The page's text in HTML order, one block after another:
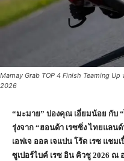
Mamay Grab TOP 4 Finish Teaming
2026
“มะมาย” ปองคุณ เอี่ยมน้อย กับ
รุ่งจาก “ฮอนด้า เรซซิ่ง ไทยแลน
เอฟเจ ออล เจแปน โร้ด เรซ แช
ซูเปอร์ไบค์ เรซ อิน คิวชู 2026 ณ